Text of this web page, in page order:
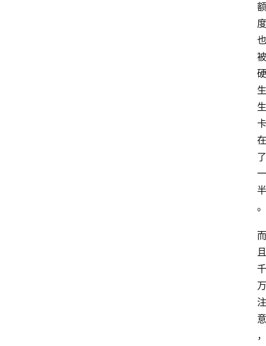
额
度
也
被
硬
生
生
卡
在
了
一
半
。
而
且
千
万
注
意
，